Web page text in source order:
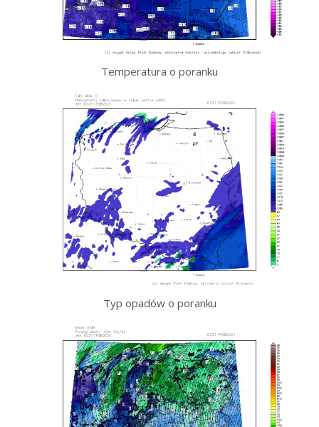
Temperatura o poranku
Typ opadów o poranku